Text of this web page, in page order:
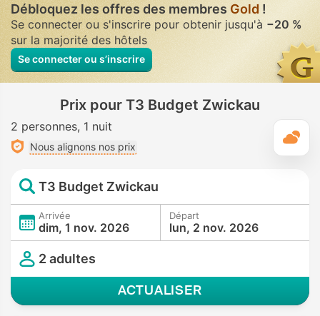
Débloquez les offres des membres Gold !
Se connecter ou s'inscrire pour obtenir jusqu'à −20 %
sur la majorité des hôtels
Se connecter ou s’inscrire
Prix pour T3 Budget Zwickau
2 personnes 1 nuit
Nous alignons nos prix
T3 Budget Zwickau
Arrivée
dim, 1 nov. 2026
Départ
lun, 2 nov. 2026
2 adultes
ACTUALISER